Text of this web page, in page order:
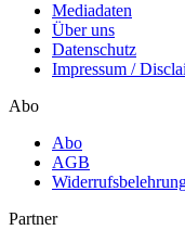
Mediadaten
Über uns
Datenschutz
Impressum /
Abo
Abo
AGB
Partner